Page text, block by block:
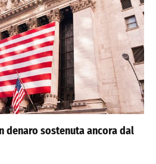
denaro sostenuta ancora dal